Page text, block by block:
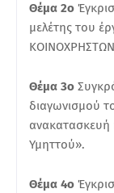
Θέμα 2ο
μελέτης του
Θέμα 3ο
διαγωνισμού
Υμηττού».
Θέμα 4ο